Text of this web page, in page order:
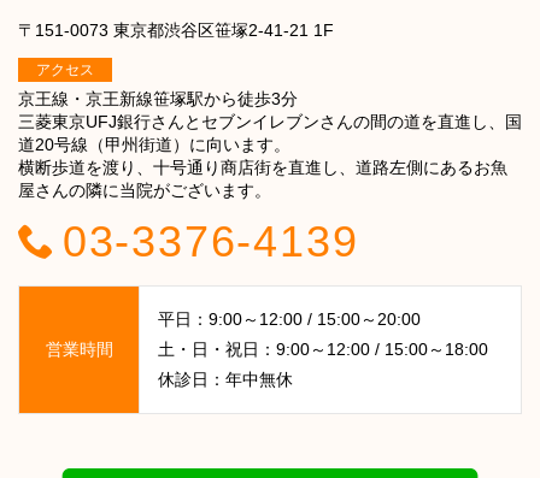
〒151-0073 東京都渋谷区笹塚2-41-21 1F
アクセス
京王線・京王新線笹塚駅から徒歩3分
三菱東京UFJ銀行さんとセブンイレブンさんの間の道を直進し、国
道20号線（甲州街道）に向います。
横断歩道を渡り、十号通り商店街を直進し、道路左側にあるお魚
屋さんの隣に当院がございます。
03-3376-4139
営業時間
平日：9:00～12:00 / 15:00～20:00
土・日・祝日：9:00～12:00 / 15:00～18:00
休診日：年中無休